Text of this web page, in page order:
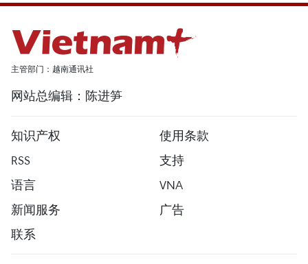
主管部门：越南通讯社
网站总编辑：陈进笋
知识产权
使用条款
RSS
支持
语言
VNA
新闻服务
广告
联系